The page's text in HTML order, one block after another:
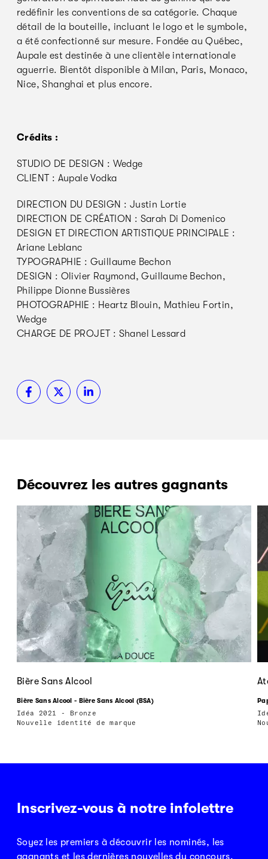
redéfinir les conventions de sa catégorie. Chaque
détail de la bouteille, incluant le logo et le symbole,
a été confectionné sur mesure. Fondée au Québec,
Aupale est destinée à une clientèle internationale
aguerrie. Bientôt disponible à Milan, Paris, Monaco,
Nice, Shanghai et plus encore.
Crédits :
STUDIO DE DESIGN : Wedge
CLIENT : Aupale Vodka
DIRECTION DU DESIGN : Justin Lortie
DIRECTION DE CRÉATION : Sarah Di Domenico
DESIGN ET DIRECTION ARTISTIQUE PRINCIPALE :
Ariane Leblanc
TYPOGRAPHIE : Guillaume Bechon
DESIGN : Olivier Raymond, Guillaume Bechon,
Philippe Dionne Bussières
PHOTOGRAPHIE : Heartz Blouin, Mathieu Fortin,
Wedge
CHARGE DE PROJET : Shanel Lessard
Découvrez les autres gagnants
Bière Sans Alcool
Bière Sans Alcool - Bière Sans Alcool (BSA)
Idéa 2021 - Bronze
Nouvelle identité de marque
Inscrivez-vous à notre infolettre
Soyez les premiers à découvrir les nominés, les
gagnants et les dernières nouvelles du concours.